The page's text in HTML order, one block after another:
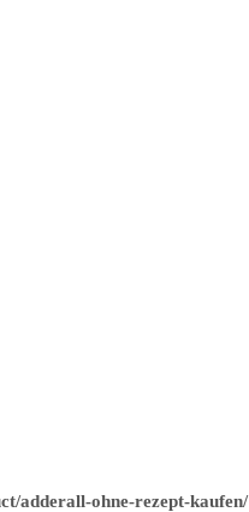
adderall-ohne-rezept-kaufen/